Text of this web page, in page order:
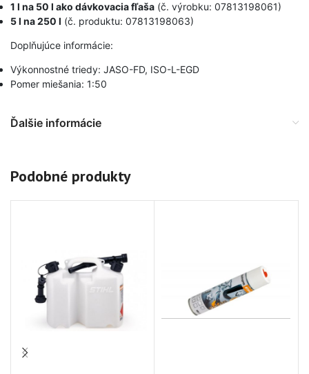
1 l na 50 l ako dávkovacia fľaša (č. výrobku: 07813198061)
5 l na 250 l (č. produktu: 07813198063)
Doplňujúce informácie:
Výkonnostné triedy: JASO-FD, ISO-L-EGD
Pomer miešania: 1:50
Ďalšie informácie
Podobné produkty